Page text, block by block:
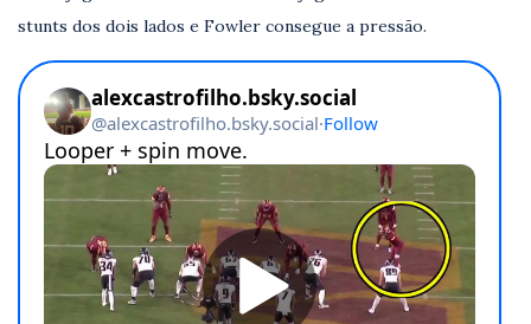
stunts dos dois lados e Fowler consegue a pressão.